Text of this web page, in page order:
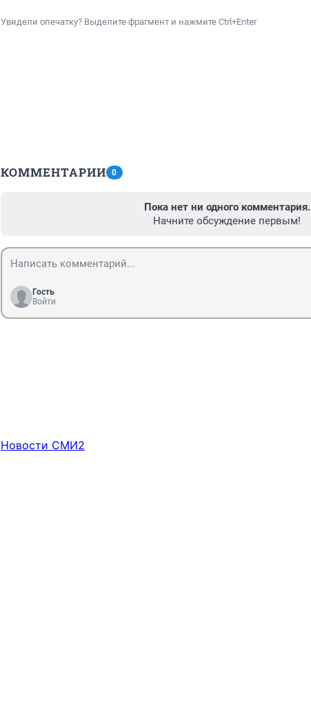
Увидели опечатку? Выделите фрагмент и нажмите Ctrl+Enter
КОММЕНТАРИИ 0
Пока нет ни одного комментария.
Начните обсуждение первым!
Гость
Войти
Новости СМИ2